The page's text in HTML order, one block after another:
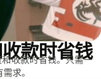
款时省钱
收款时省钱。只需一
求。